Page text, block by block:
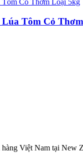
Lúa Tôm Cỏ
Việt Nam tại New